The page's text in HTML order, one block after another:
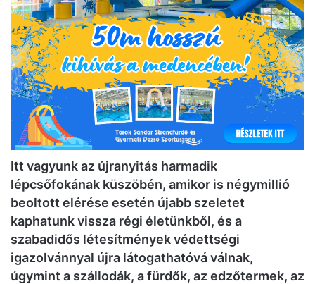
Itt vagyunk az újranyitás harmadik
lépcsőfokának küszöbén, amikor is négymillió
beoltott elérése esetén újabb szeletet
kaphatunk vissza régi életünkből, és a
szabadidős létesítmények védettségi
igazolvánnyal újra látogathatóvá válnak,
úgymint a szállodák, a fürdők, az edzőtermek, az